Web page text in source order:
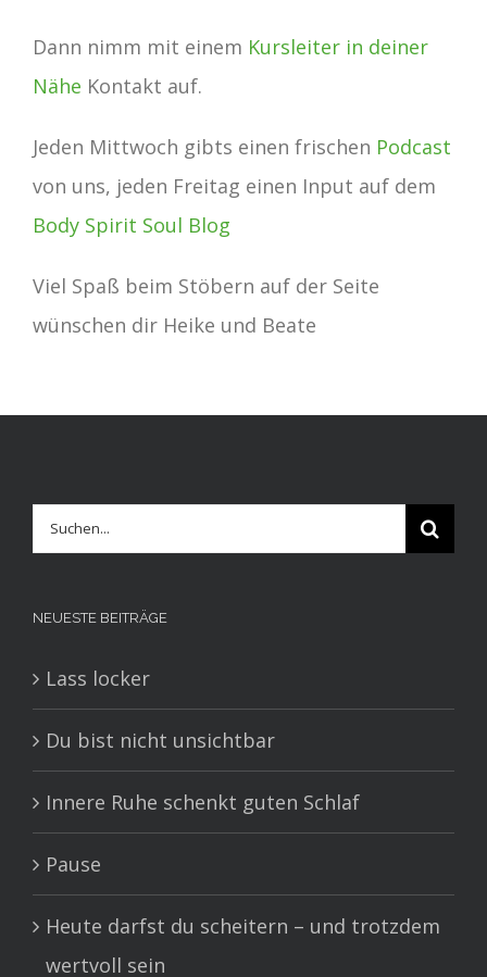
Dann nimm mit einem Kursleiter in deiner
Nähe Kontakt auf.
Jeden Mittwoch gibts einen frischen Podcast
von uns, jeden Freitag einen Input auf dem
Body Spirit Soul Blog
Viel Spaß beim Stöbern auf der Seite
wünschen dir Heike und Beate
Suche
nach:
NEUESTE BEITRÄGE
Lass locker
Du bist nicht unsichtbar
Innere Ruhe schenkt guten Schlaf
Pause
Heute darfst du scheitern – und trotzdem
wertvoll sein